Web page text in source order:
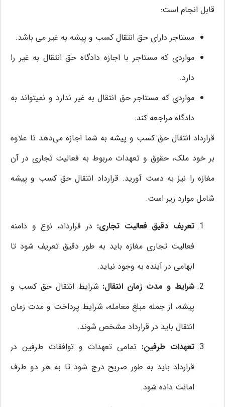
قابل انجام است:
مستاجر دارای حق انتقال کسب و پیشه به غیر می باشد.
مواردی که مستاجر با اجازه دادگاه حق انتقال به غیر را
دارد.
مواردی که مستاجر حق انتقال به غیر ندارد و نمیتواند به
دادگاه مراجعه کند.
قرارداد انتقال حق کسب و پیشه به شما اجازه می‌دهد تا علاوه
بر خود ملک، حقوق و تعهدات مربوط به فعالیت تجاری در آن
مغازه را نیز به دست آورید. قرارداد انتقال حق کسب و پیشه
شامل موارد زیر است:
تعریف دقیق فعالیت تجاری: در قرارداد، نوع و دامنه
فعالیت تجاری مغازه باید به طور دقیق تعریف شود تا
ابهامی در آینده به وجود نیاید.
شرایط و مدت زمان انتقال: شرایط انتقال حق کسب و
پیشه، از جمله مبلغ معامله، شرایط پرداخت و مدت زمان
انتقال باید در قرارداد مشخص شوند.
تعهدات طرفین: تمامی تعهدات و توافقات طرفین در
قرارداد باید به طور صریح درج شود تا به هر دو طرف
امانت داده شود.